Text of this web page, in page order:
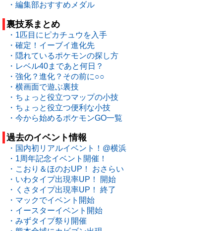
・編集部おすすめメダル
裏技系まとめ
・1匹目にピカチュウを入手
・確定！イーブイ進化先
・隠れているポケモンの探し方
・レベル40まであと何日？
・強化？進化？その前に○○
・横画面で遊ぶ裏技
・ちょっと役立つマップの小技
・ちょっと役立つ便利な小技
・今から始めるポケモンGO一覧
過去のイベント情報
・国内初リアルイベント！@横浜
・1周年記念イベント開催！
・こおり＆ほのおUP！ おさらい
・いわタイプ出現率UP！ 開始
・くさタイプ出現率UP！ 終了
・マックでイベント開始
・イースターイベント開始
・みずタイプ祭り開催